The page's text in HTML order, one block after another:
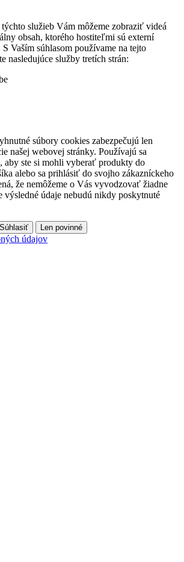
služieb Vám môžeme zobraziť videá
obsah, ktorého hostiteľmi sú externí
Vaším súhlasom používame na tejto
nasledujúce služby tretích strán:
súbory cookies zabezpečujú len
našej webovej stránky. Používajú sa
aby ste si mohli vyberať produkty do
alebo sa prihlásiť do svojho zákazníckeho
že nemôžeme o Vás vyvodzovať žiadne
výsledné údaje nebudú nikdy poskytnuté
Súhlasiť Len povinné
údajov